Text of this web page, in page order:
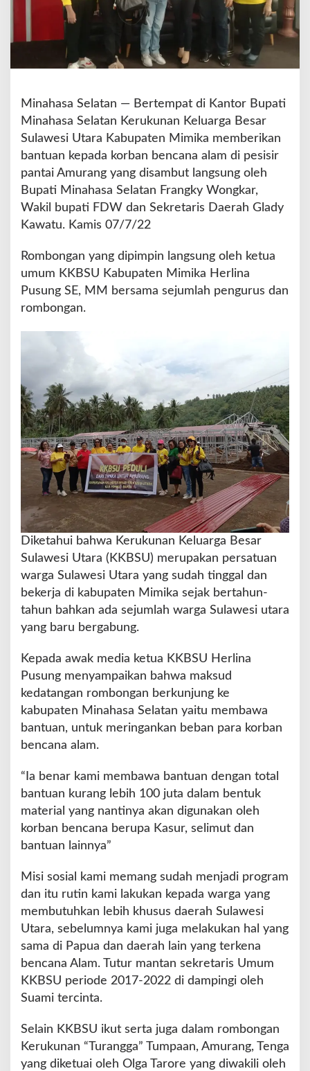
e
n
l
a
m
m
u
r
a
g
Minahasa Selatan — Bertempat di Kantor Bupati
Minahasa Selatan Kerukunan Keluarga Besar
Sulawesi Utara Kabupaten Mimika memberikan
bantuan kepada korban bencana alam di pesisir
pantai Amurang yang disambut langsung oleh
Bupati Minahasa Selatan Frangky Wongkar,
Wakil bupati FDW dan Sekretaris Daerah Glady
Kawatu. Kamis 07/7/22
Rombongan yang dipimpin langsung oleh ketua
umum KKBSU Kabupaten Mimika Herlina
Pusung SE, MM bersama sejumlah pengurus dan
rombongan.
Diketahui bahwa Kerukunan Keluarga Besar
Sulawesi Utara (KKBSU) merupakan persatuan
warga Sulawesi Utara yang sudah tinggal dan
bekerja di kabupaten Mimika sejak bertahun-
tahun bahkan ada sejumlah warga Sulawesi utara
yang baru bergabung.
Kepada awak media ketua KKBSU Herlina
Pusung menyampaikan bahwa maksud
kedatangan rombongan berkunjung ke
kabupaten Minahasa Selatan yaitu membawa
bantuan, untuk meringankan beban para korban
bencana alam.
“Ia benar kami membawa bantuan dengan total
bantuan kurang lebih 100 juta dalam bentuk
material yang nantinya akan digunakan oleh
korban bencana berupa Kasur, selimut dan
bantuan lainnya”
Misi sosial kami memang sudah menjadi program
dan itu rutin kami lakukan kepada warga yang
membutuhkan lebih khusus daerah Sulawesi
Utara, sebelumnya kami juga melakukan hal yang
sama di Papua dan daerah lain yang terkena
bencana Alam. Tutur mantan sekretaris Umum
KKBSU periode 2017-2022 di dampingi oleh
Suami tercinta.
Selain KKBSU ikut serta juga dalam rombongan
Kerukunan “Turangga” Tumpaan, Amurang, Tenga
yang diketuai oleh Olga Tarore yang diwakili oleh